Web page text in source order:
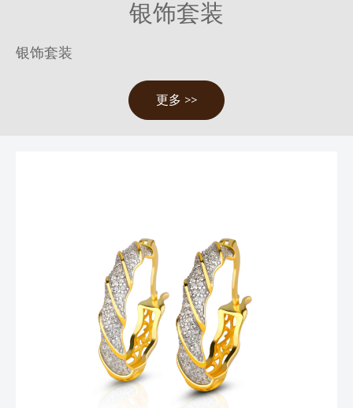
银饰套装
银饰套装
更多 >>